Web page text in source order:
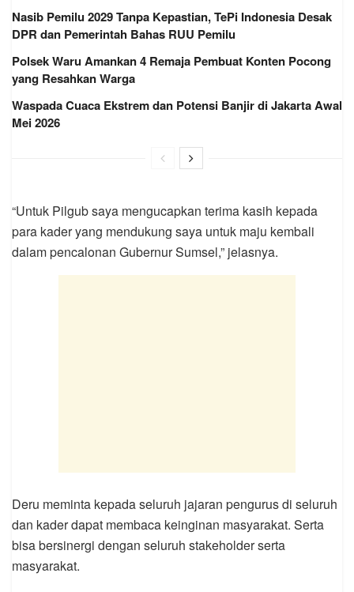
Nasib Pemilu 2029 Tanpa Kepastian, TePi Indonesia Desak
DPR dan Pemerintah Bahas RUU Pemilu
Polsek Waru Amankan 4 Remaja Pembuat Konten Pocong
yang Resahkan Warga
Waspada Cuaca Ekstrem dan Potensi Banjir di Jakarta Awal
Mei 2026
“Untuk Pilgub saya mengucapkan terima kasih kepada
para kader yang mendukung saya untuk maju kembali
dalam pencalonan Gubernur Sumsel,” jelasnya.
Deru meminta kepada seluruh jajaran pengurus di seluruh
dan kader dapat membaca keinginan masyarakat. Serta
bisa bersinergi dengan seluruh stakeholder serta
masyarakat.